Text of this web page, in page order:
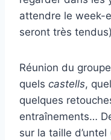
attendre le week-
seront très
Réunion du
quels castells,
quelques
entraînements…
sur la taille